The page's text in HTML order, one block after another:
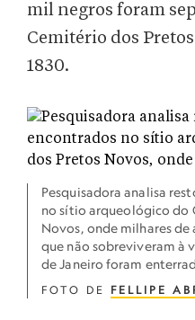
mil negros foram
Cemitério dos
1830.
Pesquisadora analisa
no sítio arqueológico do
Novos, onde milhares de
que não sobreviveram à
de Janeiro foram
FOTO DE FELLIPE